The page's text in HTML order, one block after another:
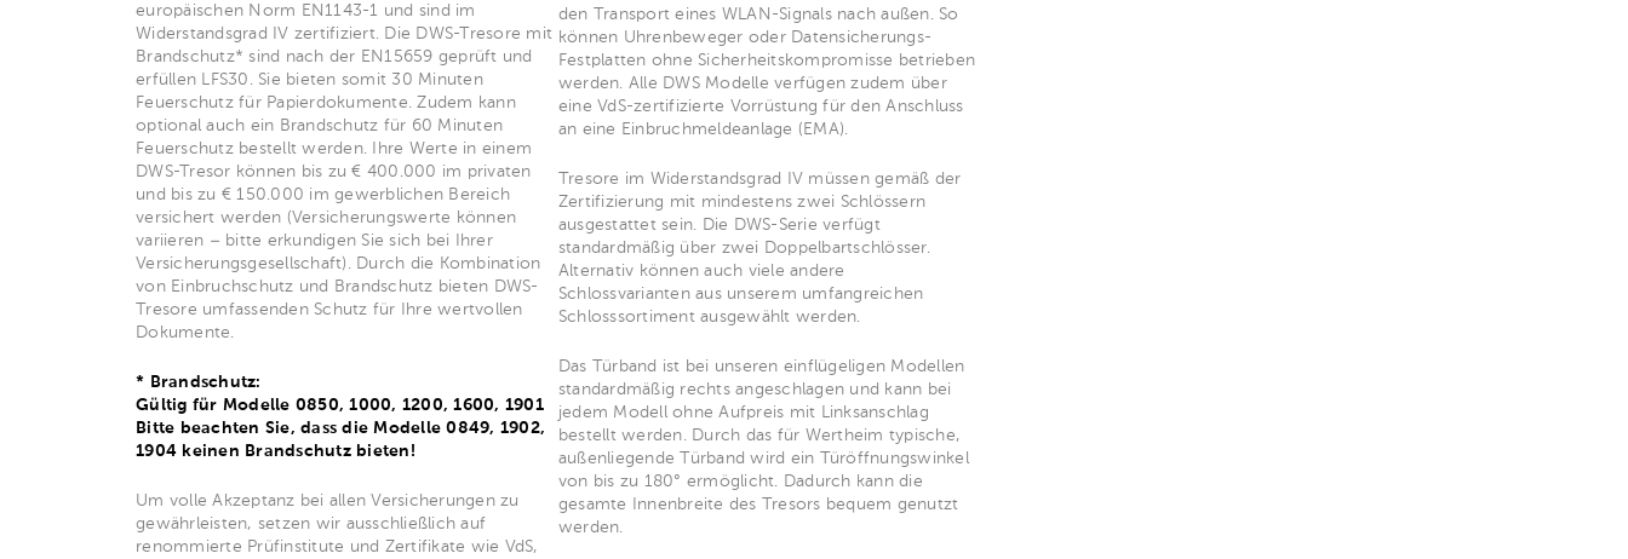
europäischen Norm EN1143-1 und sind im
Widerstandsgrad IV zertifiziert. Die DWS-Tresore mit
Brandschutz* sind nach der EN15659 geprüft und
erfüllen LFS30. Sie bieten somit 30 Minuten
Feuerschutz für Papierdokumente. Zudem kann
optional auch ein Brandschutz für 60 Minuten
Feuerschutz bestellt werden. Ihre Werte in einem
DWS-Tresor können bis zu € 400.000 im privaten
und bis zu € 150.000 im gewerblichen Bereich
versichert werden (Versicherungswerte können
variieren – bitte erkundigen Sie sich bei Ihrer
Versicherungsgesellschaft). Durch die Kombination
von Einbruchschutz und Brandschutz bieten DWS-
Tresore umfassenden Schutz für Ihre wertvollen
Dokumente.
* Brandschutz:
Gültig für Modelle 0850, 1000, 1200, 1600, 1901
Bitte beachten Sie, dass die Modelle 0849, 1902,
1904 keinen Brandschutz bieten!
Um volle Akzeptanz bei allen Versicherungen zu
gewährleisten, setzen wir ausschließlich auf
renommierte Prüfinstitute und Zertifikate wie VdS,
den Transport eines WLAN-Signals nach außen. So
können Uhrenbeweger oder Datensicherungs-
Festplatten ohne Sicherheitskompromisse betrieben
werden. Alle DWS Modelle verfügen zudem über
eine VdS-zertifizierte Vorrüstung für den Anschluss
an eine Einbruchmeldeanlage (EMA).
Tresore im Widerstandsgrad IV müssen gemäß der
Zertifizierung mit mindestens zwei Schlössern
ausgestattet sein. Die DWS-Serie verfügt
standardmäßig über zwei Doppelbartschlösser.
Alternativ können auch viele andere
Schlossvarianten aus unserem umfangreichen
Schlosssortiment ausgewählt werden.
Das Türband ist bei unseren einflügeligen Modellen
standardmäßig rechts angeschlagen und kann bei
jedem Modell ohne Aufpreis mit Linksanschlag
bestellt werden. Durch das für Wertheim typische,
außenliegende Türband wird ein Türöffnungswinkel
von bis zu 180° ermöglicht. Dadurch kann die
gesamte Innenbreite des Tresors bequem genutzt
werden.